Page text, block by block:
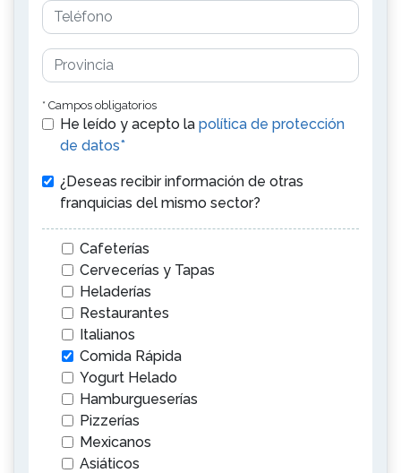
* Campos obligatorios
He leído y acepto la política de protección
de datos*
¿Deseas recibir información de otras
franquicias del mismo sector?
Cafeterías
Cervecerías y Tapas
Heladerías
Restaurantes
Italianos
Comida Rápida
Yogurt Helado
Hamburgueserías
Pizzerías
Mexicanos
Asiáticos